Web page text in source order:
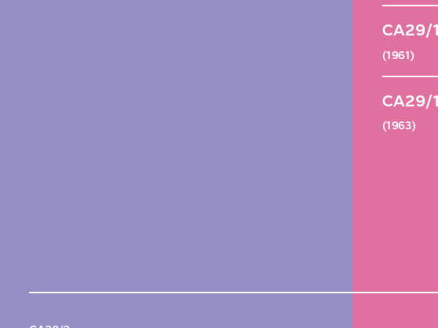
CA29/
(1961)
CA29/
(1963)